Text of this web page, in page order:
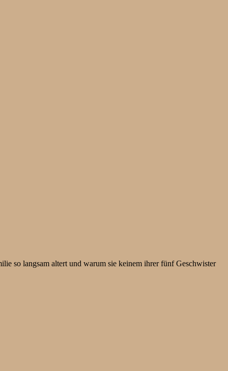
so langsam altert und warum sie keinem ihrer fünf Geschwister